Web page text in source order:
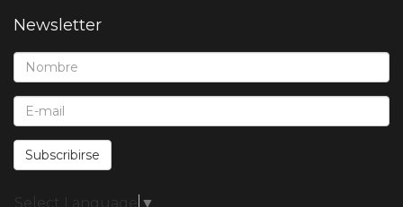
Newsletter
Nombre*:
E-Mail*:
Subscribirse
Select Language ▼